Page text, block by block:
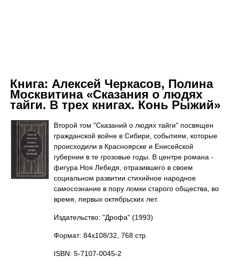
Книга: Алексей Черкасов, Полина
Москвитина «Сказания о людях
тайги. В трех книгах. Конь Рыжий»
Второй том "Сказаний о людях тайги" посвящен
гражданской войне в Сибири, событиям, которые
происходили в Красноярске и Енисейской
губернии в те грозовые годы. В центре романа -
фигура Ноя Лебедя, отразившего в своем
социальном развитии стихийное народное
самосознание в пору ломки старого общества, во
время, первых октябрьских лет.
Издательство: "Дрофа" (1993)
Формат: 84x108/32, 768 стр.
ISBN: 5-7107-0045-2